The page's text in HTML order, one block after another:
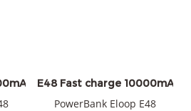
ราคาส่ง 20 ชิ้น +
E48 Fast charge 10000mAh
PowerBank Eloop E48